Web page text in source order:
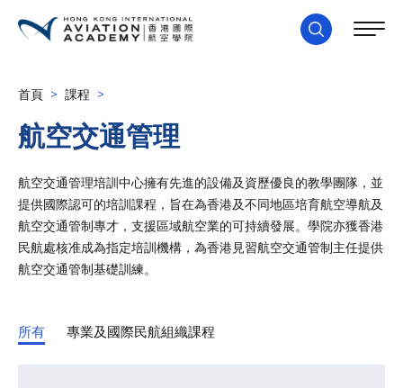
首頁 > 課程 >
航空交通管理
航空交通管理培訓中心擁有先進的設備及資歷優良的教學團隊，並
提供國際認可的培訓課程，旨在為香港及不同地區培育航空導航及
航空交通管制專才，支援區域航空業的可持續發展。學院亦獲香港
民航處核准成為指定培訓機構，為香港見習航空交通管制主任提供
航空交通管制基礎訓練。
所有 專業及國際民航組織課程